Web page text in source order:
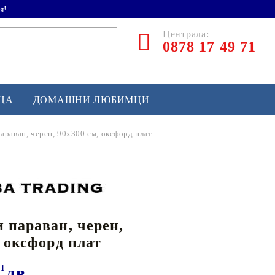
Централа:
0878 17 49 71
и софтбол
и лакрос
спортно оборудване
ДОМАШНИ ЛЮБИМЦИ
черен, 90x300 см, оксфорд плат
параван, черен,
плат